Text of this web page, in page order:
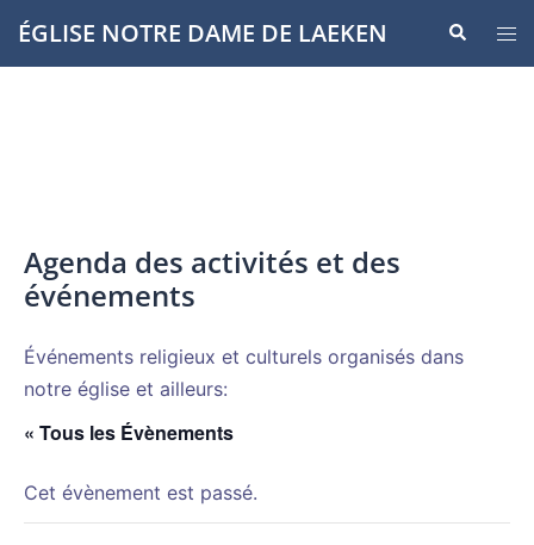
Aller
auÉGLISE NOTRE DAME DE LAEKEN
le
Agenda des activités et des
événements
Événements religieux et culturels organisés dans
notre église et ailleurs:
« Tous les Évènements
Cet évènement est passé.